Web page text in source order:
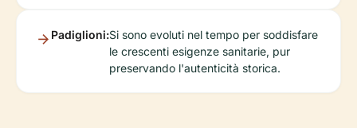
Padiglioni:Si sono evoluti nel tempo per soddisfare
le crescenti esigenze sanitarie, pur
preservando l'autenticità storica.